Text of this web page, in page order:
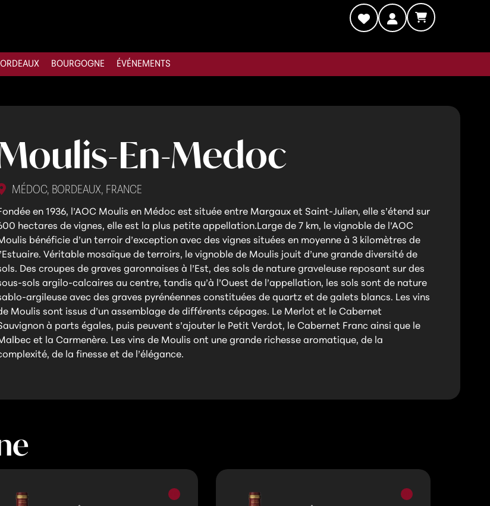
BOURGOGNE ÉVÉNEMENTS
En-Medoc
MÉDOC, BORDEAUX, FRANCE
en 1936, l’AOC Moulis en Médoc est située entre Margaux et Saint-Julien, elle s’étend sur
hectares de vignes, elle est la plus petite appellation.Large de 7 km, le vignoble de l’AOC
bénéficie d’un terroir d’exception avec des vignes situées en moyenne à 3 kilomètres de
l’Estuaire. Véritable mosaïque de terroirs, le vignoble de Moulis jouit d’une grande diversité de
Des croupes de graves garonnaises à l’Est, des sols de nature graveleuse reposant sur des
sols argilo-calcaires au centre, tandis qu’à l’Ouest de l’appellation, les sols sont de nature
argileuse avec des graves pyrénéennes constituées de quartz et de galets blancs. Les vins
Moulis sont issus d’un assemblage de différents cépages. Le Merlot et le Cabernet
à parts égales, puis peuvent s’ajouter le Petit Verdot, le Cabernet Franc ainsi que le
et la Carmenère. Les vins de Moulis ont une grande richesse aromatique, de la
de la finesse et de l’élégance.
Vins
Vins